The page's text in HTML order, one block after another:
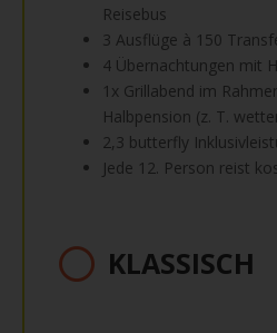
Reisebus
3 Ausflüge à 150
4 Übernachtungen mit
1x Grillabend im
Halbpension (z. T.
2,3 butterfly
Jede 12. Person reist
KLASSISCH